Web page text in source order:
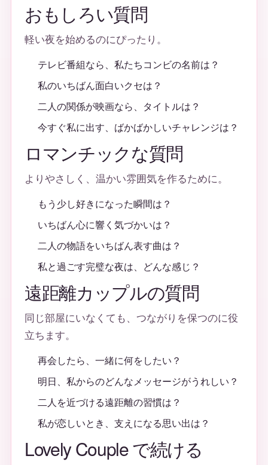
おもしろい質問
軽い夜を始めるのにぴったり。
テレビ番組なら、私たちコンビの名前は？
私のいちばん面白いクセは？
二人の関係が映画なら、タイトルは？
今すぐ私に出す、ばかばかしいチャレンジは？
ロマンチックな質問
よりやさしく、温かい雰囲気を作るために。
もう少し好きになった瞬間は？
いちばん心に響く気づかいは？
二人の物語をいちばん表す曲は？
私と過ごす完璧な夜は、どんな感じ？
遠距離カップルの質問
同じ部屋にいなくても、つながりを保つのに役
立ちます。
再会したら、一緒に何をしたい？
明日、私からのどんなメッセージがうれしい？
二人を近づける遠距離の習慣は？
私が恋しいとき、支えになる思い出は？
Lovely Couple で続ける